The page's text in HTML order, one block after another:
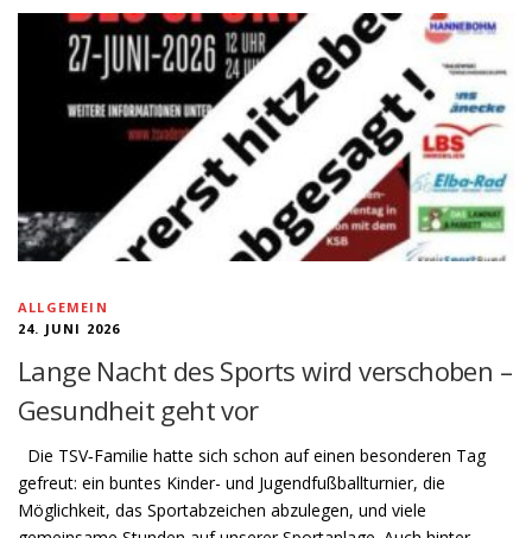
ALLGEMEIN
24. JUNI 2026
Lange Nacht des Sports wird verschoben –
Gesundheit geht vor
Die TSV‑Familie hatte sich schon auf einen besonderen Tag
gefreut: ein buntes Kinder- und Jugendfußballturnier, die
Möglichkeit, das Sportabzeichen abzulegen, und viele